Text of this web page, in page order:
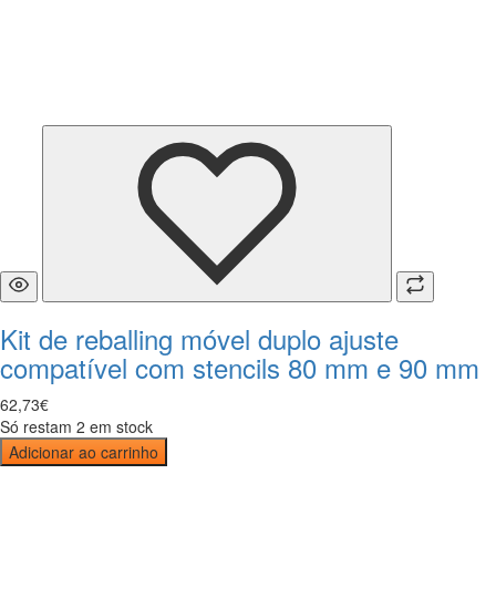
Kit de reballing móvel duplo ajuste
compatível com stencils 80 mm e 90 mm
62,73€
Só restam 2 em stock
Adicionar ao carrinho